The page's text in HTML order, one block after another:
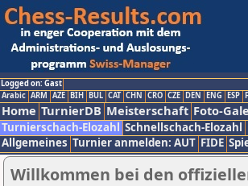
Logged on: Gast
Arabic ARM AZE BIH BUL CAT CHN CRO CZE DEN ENG ESP
Home TurnierDB Meisterschaft Foto-
Turnierschach-Elozahl Schnellschach-Elozahl
Allgemeines Turnier anmelden: AUT FIDE
Willkommen bei den